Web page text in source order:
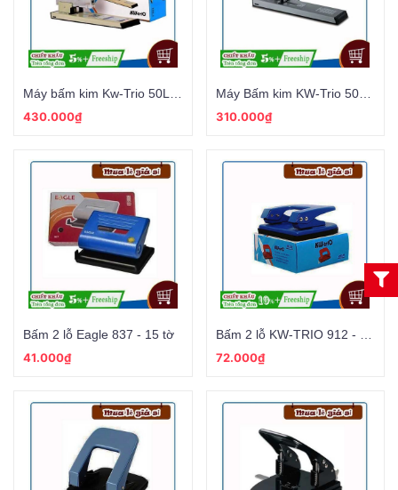
430.000₫
Máy Bấm kim KW-Trio 50SA - 100 tờ
310.000₫
Bấm 2 lỗ Eagle 837 - 15 tờ
41.000₫
72.000₫